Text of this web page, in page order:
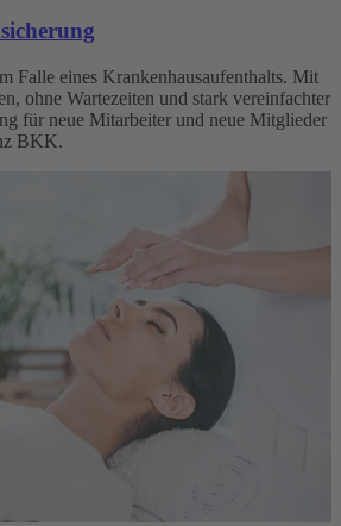
Falle eines Krankenhausaufenthalts. Mit
ohne Wartezeiten und stark vereinfachter
für neue Mitarbeiter und neue Mitglieder
BKK.